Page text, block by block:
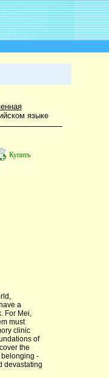
языке
Купить
a
For Mei,
must
clinic
of
the
belonging -
devastating